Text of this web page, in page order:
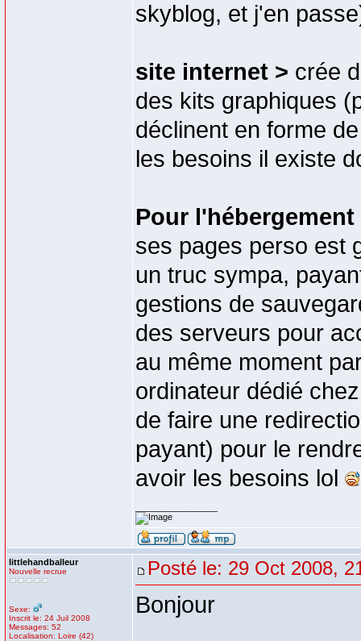
skyblog, et j'en
site internet > crée
des kits graphiques
déclinent en forme
les besoins il existe
Pour
ses pages perso est
un truc sympa,
gestions de
des serveurs pour
au même moment
ordinateur dédié
de faire une
payant) pour le
avoir les besoins lol
littlehandballeur
Nouvelle recrue
Sexe:
Inscrit le: 24 Juil 2008
Messages: 52
Localisation: Loire (42)
Posté le: 29 Oct 2008,
Bonjour